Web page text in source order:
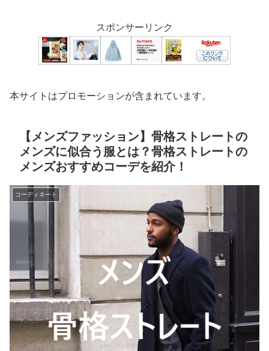
スポンサーリンク
本サイトはプロモーションが含まれています。
【メンズファッション】骨格ストレートの
メンズに似合う服とは？骨格ストレートの
メンズおすすめコーデを紹介！
コーディネート